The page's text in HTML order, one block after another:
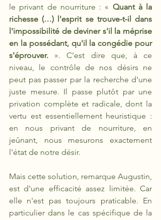
le privant de nourriture : « Quant à la
richesse (…) l'esprit se trouve-t-il dans
l'impossibilité de deviner s'il la méprise
en la possédant, qu'il la congédie pour
s'éprouver. ». C'est dire que, à ce
niveau, le contrôle de nos désirs ne
peut pas passer par la recherche d'une
juste mesure. Il passe plutôt par une
privation complète et radicale, dont la
vertu est essentiellement heuristique :
en nous privant de nourriture, en
jeûnant, nous mesurons exactement
l'état de notre désir.
Mais cette solution, remarque Augustin,
est d'une efficacité assez limitée. Car
elle n'est pas toujours praticable. En
particulier dans le cas spécifique de la